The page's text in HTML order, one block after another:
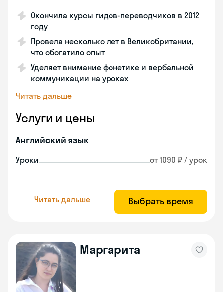
Окончила курсы гидов-переводчиков в 2012
году
Провела несколько лет в Великобритании,
что обогатило опыт
Уделяет внимание фонетике и вербальной
коммуникации на уроках
Читать дальше
Услуги и цены
Английский язык
Уроки от 1090 ₽ / урок
Читать дальше Выбрать время
Маргарита